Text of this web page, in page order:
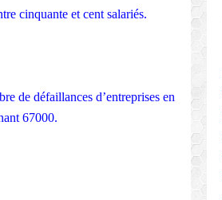
cinquante et cent salariés.
de défaillances d’entreprises en
67000.